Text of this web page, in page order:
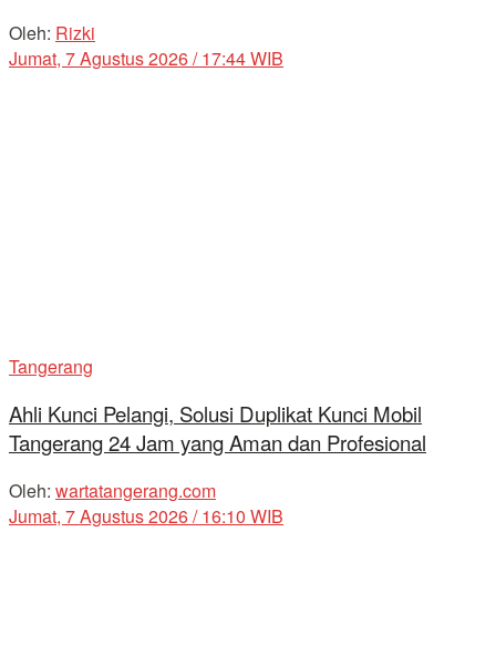
Oleh: Rizki
Jumat, 7 Agustus 2026 / 17:44 WIB
Tangerang
Ahli Kunci Pelangi, Solusi Duplikat Kunci Mobil
Tangerang 24 Jam yang Aman dan Profesional
Oleh: wartatangerang.com
Jumat, 7 Agustus 2026 / 16:10 WIB